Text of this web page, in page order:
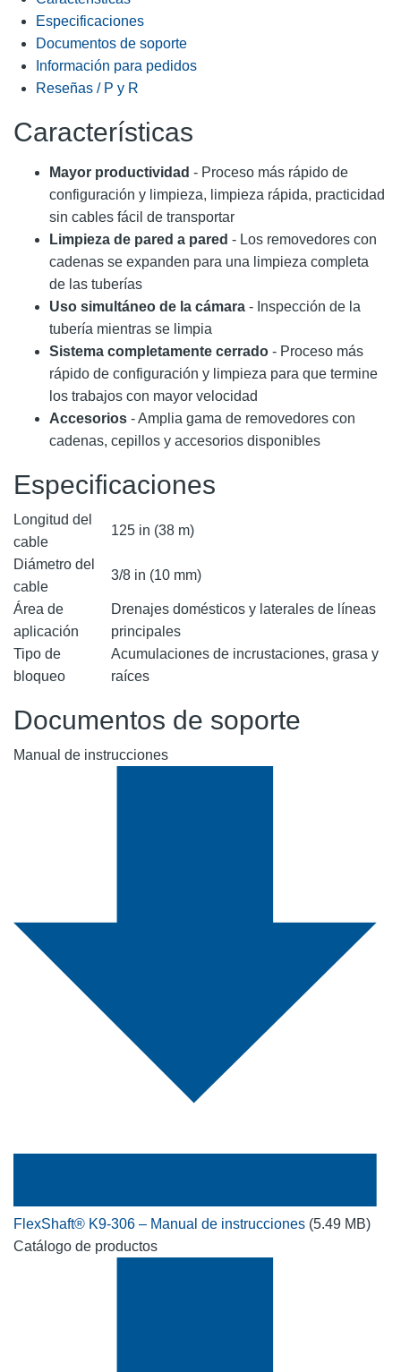
Especificaciones
Documentos de soporte
Información para pedidos
Reseñas / P y R
Características
Mayor productividad - Proceso más rápido de
configuración y limpieza, limpieza rápida, practicidad
sin cables fácil de transportar​
Limpieza de pared a pared - Los removedores con
cadenas se expanden para una limpieza completa
de las tuberías​
Uso simultáneo de la cámara - Inspección de la
tubería mientras se limpia
Sistema completamente cerrado - Proceso más
rápido de configuración y limpieza para que termine
los trabajos con mayor velocidad​
Accesorios - Amplia gama de removedores con
cadenas, cepillos y accesorios disponibles
Especificaciones
Longitud del
cable
125 in (38 m)
Diámetro del
cable
3/8 in (10 mm)
Área de
aplicación
Drenajes domésticos y laterales de líneas
principales
Tipo de
bloqueo
Acumulaciones de incrustaciones, grasa y
raíces
Documentos de soporte
Manual de instrucciones
FlexShaft® K9-306 – Manual de instrucciones (5.49 MB)
Catálogo de productos